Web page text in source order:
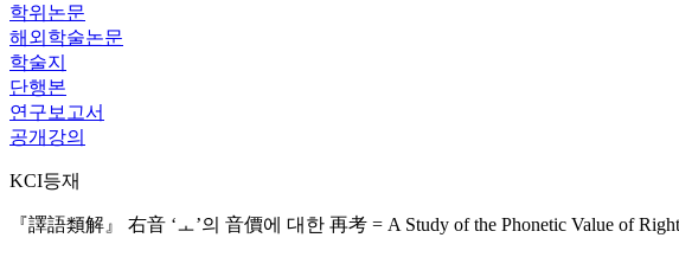
학위논문
해외학술논문
학술지
단행본
연구보고서
공개강의
KCI등재
『譯語類解』 右音 ‘ㅗ’의 音價에 대한 再考 = A Study of the Phonetic Value of Right